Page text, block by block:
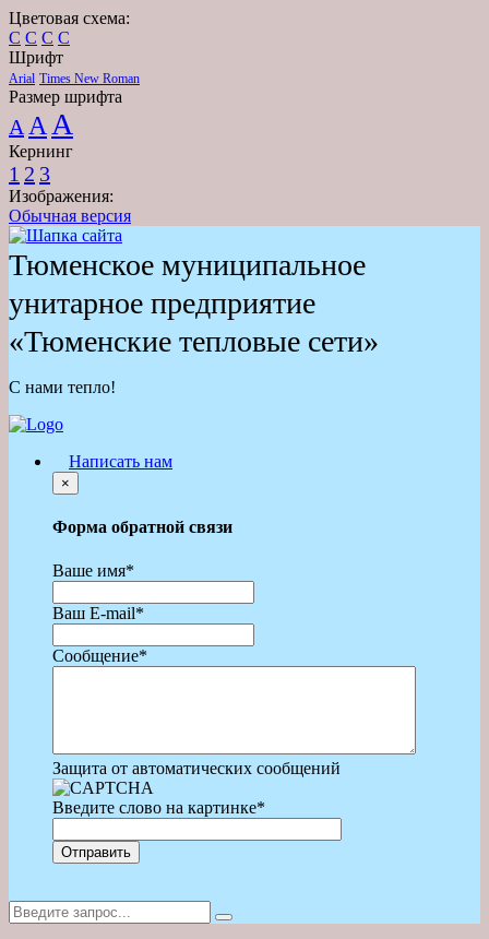
Цветовая схема:
C C C C
Шрифт
Arial Times New Roman
Размер шрифта
A A A
Кернинг
1 2 3
Изображения:
Обычная версия
Тюменское муниципальное
унитарное предприятие
«Тюменские тепловые сети»
С нами тепло!
Написать нам
×
Форма обратной связи
Ваше имя*
Ваш E-mail*
Сообщение*
Защита от автоматических сообщений
Введите слово на картинке*